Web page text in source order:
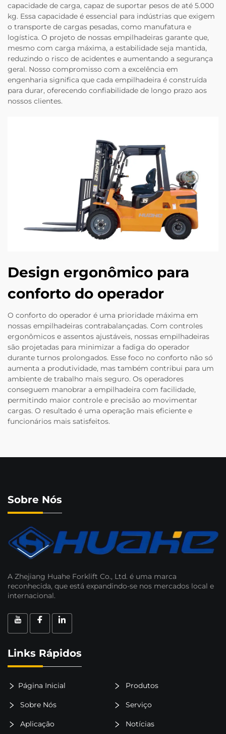
capacidade de carga, capaz de suportar pesos de até 5.000
kg. Essa capacidade é essencial para indústrias que exigem
o transporte de cargas pesadas, como manufatura e
logística. O projeto de nossas empilhadeiras garante que,
mesmo com carga máxima, a estabilidade seja mantida,
reduzindo o risco de acidentes e aumentando a segurança
geral. Nosso compromisso com a excelência em
engenharia significa que cada empilhadeira é construída
para durar, oferecendo confiabilidade de longo prazo aos
nossos clientes.
Design ergonômico para
conforto do operador
O conforto do operador é uma prioridade máxima em
nossas empilhadeiras contrabalançadas. Com controles
ergonômicos e assentos ajustáveis, nossas empilhadeiras
são projetadas para minimizar a fadiga do operador
durante turnos prolongados. Esse foco no conforto não só
aumenta a produtividade, mas também contribui para um
ambiente de trabalho mais seguro. Os operadores
conseguem manobrar a empilhadeira com facilidade,
permitindo maior controle e precisão ao movimentar
cargas. O resultado é uma operação mais eficiente e
funcionários mais satisfeitos.
Sobre Nós
A Zhejiang Huahe Forklift Co., Ltd. é uma marca
reconhecida, que está expandindo-se nos mercados local e
internacional.
Links Rápidos
Página Inicial Produtos
Sobre Nós Serviço
Aplicação Notícias